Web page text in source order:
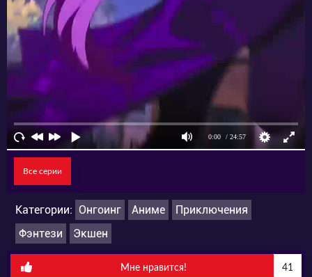
Все серии
Категории: Онгоинг Аниме
Приключения
Фэнтези
Экшен
Мне нравится! 41